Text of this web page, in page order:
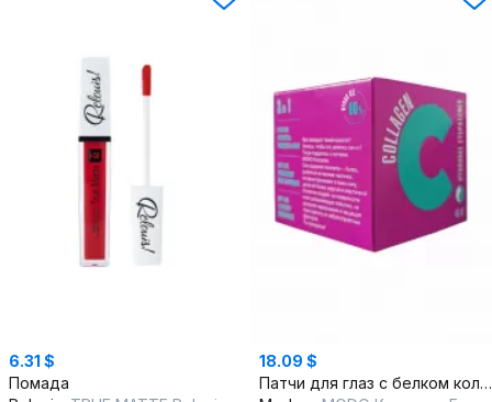
6.31 $
Помада
18.09 $
Патчи для глаз с белком коллагена, мультиколор, уход